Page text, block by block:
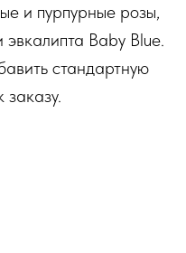
и пурпурные розы,
Baby Blue.
стандартную
заказу.